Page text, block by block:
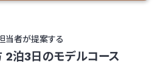
2泊3日のモデルコース
当者が提案する